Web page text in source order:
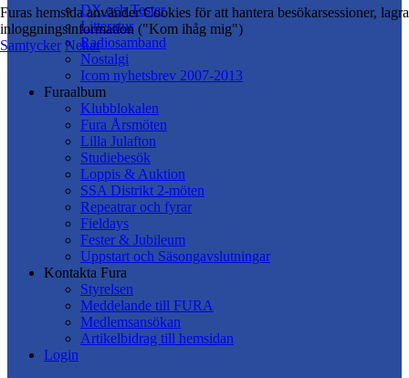
DX och Tester
Litteratur
Radiosamband
Nostalgi
Icom nyhetsbrev 2007-2013
Furaalbum
Klubblokalen
Fura Årsmöten
Lilla Julafton
Studiebesök
Loppis & Auktion
SSA Distrikt 2-möten
Repeatrar och fyrar
Fieldays
Fester & Jubileum
Uppstart och Säsongavslutningar
Kontakta Fura
Styrelsen
Meddelande till FURA
Medlemsansökan
Artikelbidrag till hemsidan
Login
Furas hemsida använder Cookies för att hantera besökarsessioner, lagra
inloggningsinformation ("Kom ihåg mig")
Samtycker Nekar